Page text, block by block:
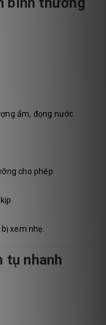
ẩm, đọng nước
cho phép
xem nhẹ.
tụ nhanh